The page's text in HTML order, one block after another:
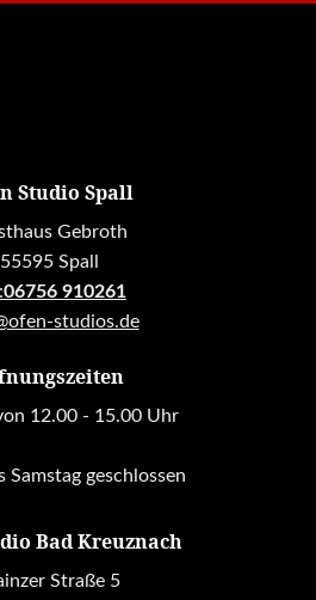
Studio Spall
Gebroth
55595 Spall
06756 910261
studios.de
12.00 - 15.00 Uhr
Samstag geschlossen
Bad Kreuznach
Straße 5